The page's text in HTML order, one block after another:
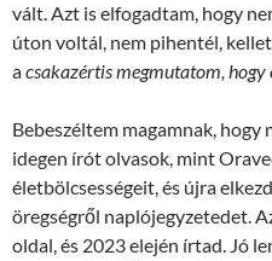
vált. Azt is elfogadtam, hogy
úton voltál, nem pihentél,
acsakazértis megmutatom, hogy
Bebeszéltem magamnak, hogy
idegen írót olvasok, mint
életbölcsességeit, és újra
öregségről naplójegyzetedet.
oldal, és 2023 elején írtad. Jó